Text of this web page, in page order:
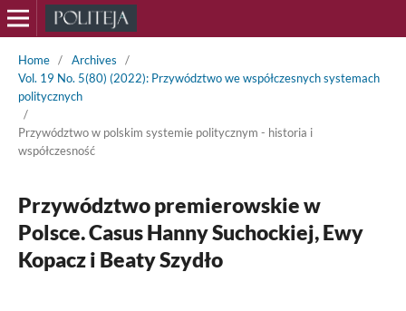
Home / Archives
/
Vol. 19 No. 5(80) (2022): Przywództwo we współczesnych systemach
politycznych
/
Przywództwo w polskim systemie politycznym - historia i
współczesność
Przywództwo premierowskie w
Polsce. Casus Hanny Suchockiej, Ewy
Kopacz i Beaty Szydło